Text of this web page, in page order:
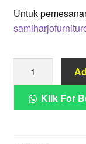
Untuk
Abu
Tua
Klik For